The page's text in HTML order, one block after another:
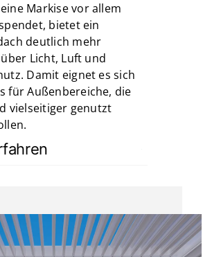
Markise vor allem
bietet ein
deutlich mehr
Licht, Luft und
Damit eignet es sich
für Außenbereiche, die
vielseitiger genutzt